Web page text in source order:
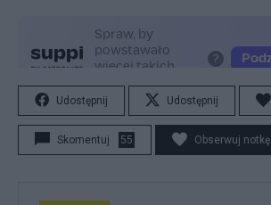
Udostępnij Udostępnij
Skomentuj 55 Obserwuj notkę